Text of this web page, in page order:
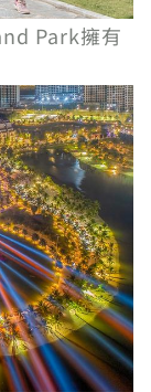
Park擁有